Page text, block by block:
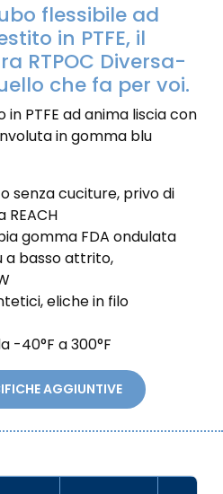
flessibile ad
in PTFE, il
RTPOC Diversa-
che fa per voi.
PTFE ad anima liscia con
in gomma blu
senza cuciture, privo di
gomma FDA ondulata
basso attrito,
eliche in filo
-40°F a 300°F
AGGIUNTIVE